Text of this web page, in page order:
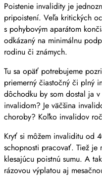
Poistenie invalidity je
pripoistení. Veľa kritických
s pohybovým aparátom
odkázaný na minimálnu
rodinu či známych.
Tu sa opäť potrebujeme
priemerný čiastočný či plný
dôchodku by som dostal ja
invalidom? Je väčšina
choroby? Koľko invalidov
Kryť si môžem invaliditu od
schopnosti pracovať. Tiež je
klesajúcu poistnú sumu. A
rázovou výplatou aj